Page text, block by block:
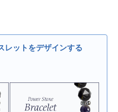
レットをデザインする